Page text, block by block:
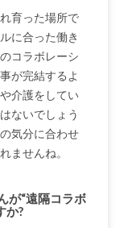
育った場所で
に合った働き
コラボレーシ
が完結するよ
介護をしてい
ないでしょう
気分に合わせ
ませんね。
が“遠隔コラボ
か?